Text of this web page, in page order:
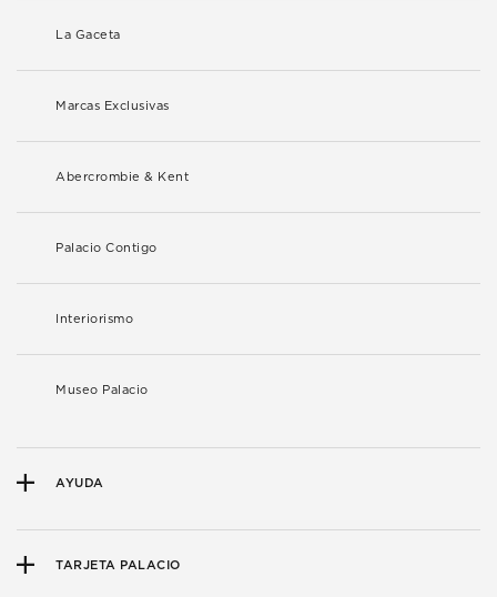
La Gaceta
Marcas Exclusivas
Abercrombie & Kent
Palacio Contigo
Interiorismo
Museo Palacio
AYUDA
TARJETA PALACIO